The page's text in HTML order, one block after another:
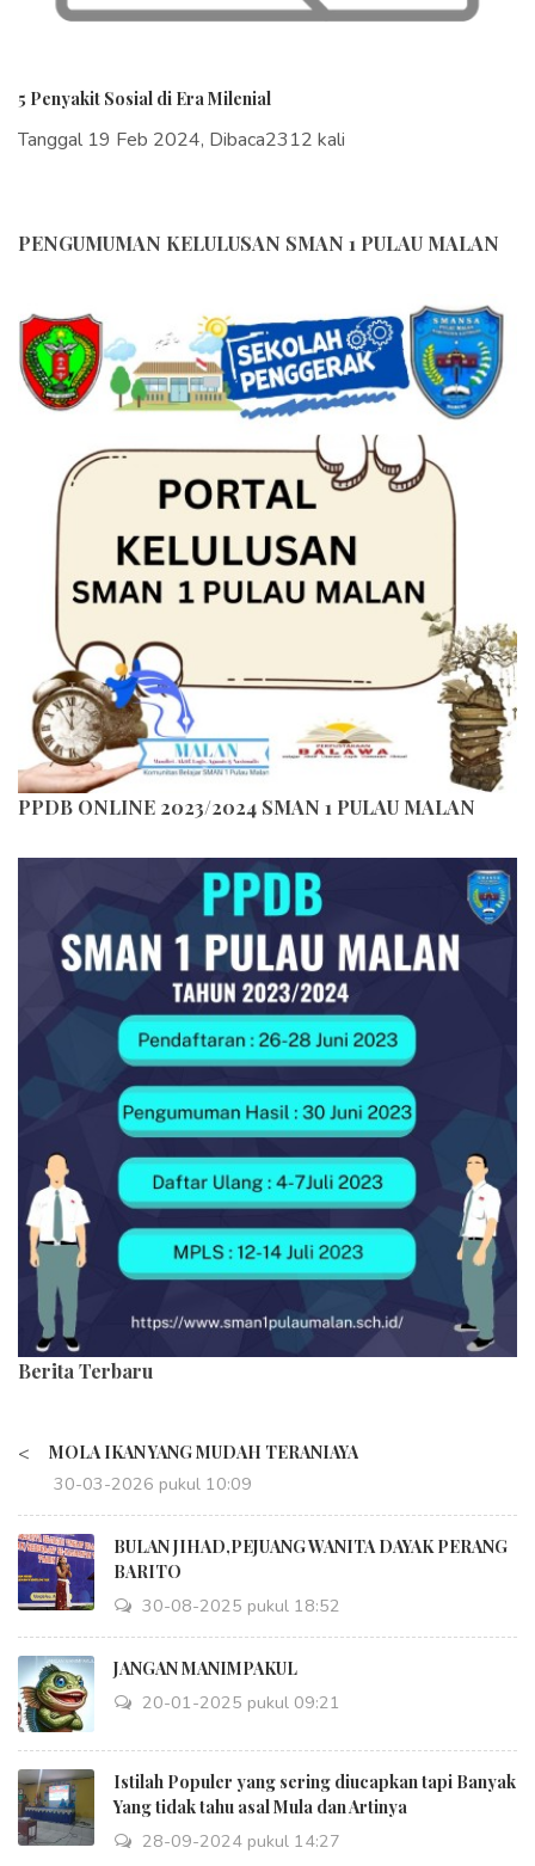
PENGUMUMAN KELULUSAN SMAN 1 PULAU MALAN
PPDB ONLINE 2023/2024 SMAN 1 PULAU MALAN
Berita Terbaru
< MOLA IKAN YANG MUDAH TERANIAYA
30-03-2026 pukul 10:09
BULAN JIHAD,PEJUANG WANITA DAYAK PERANG
BARITO
30-08-2025 pukul 18:52
JANGAN MANIMPAKUL
20-01-2025 pukul 09:21
Istilah Populer yang sering diucapkan tapi Banyak
Yang tidak tahu asal Mula dan Artinya
28-09-2024 pukul 14:27
5 Penyakit Sosial di Era Milenial
Tanggal 19 Feb 2024, Dibaca2312 kali